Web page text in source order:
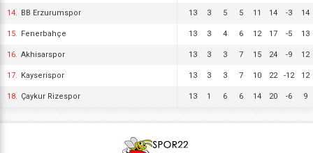
14. BB Erzurumspor 13 3 5 5 11 14 -3 14
15. Fenerbahçe 13 3 4 6 12 17 -5 13
16. Akhisarspor 13 3 3 7 15 24 -9 12
17. Kayserispor 13 3 3 7 10 22 -12 12
18. Çaykur Rizespor 13 1 6 6 14 20 -6 9